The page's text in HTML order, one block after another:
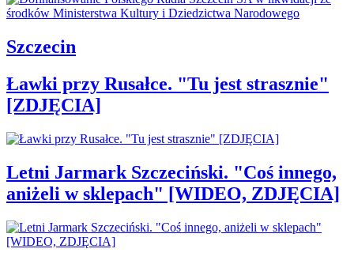
Szczecin
Ławki przy Rusałce. "Tu jest strasznie"
[ZDJĘCIA]
Letni Jarmark Szczeciński. "Coś innego,
aniżeli w sklepach" [WIDEO, ZDJĘCIA]